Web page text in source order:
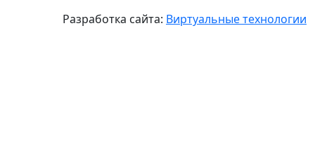
Разработка сайта: Виртуальные технологии